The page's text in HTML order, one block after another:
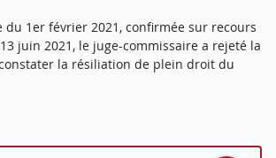
du 1er février 2021, confirmée sur recours
juin 2021, le juge-commissaire a rejeté la
la résiliation de plein droit du